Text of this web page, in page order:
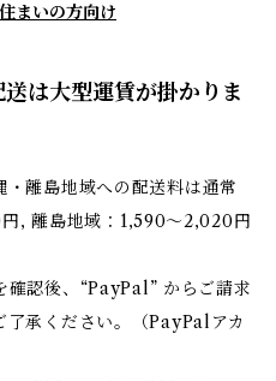
まいの方向け
は大型運賃が掛かりま
・離島地域への配送料は通常
, 離島地域：1,590～2,020円
確認後、“PayPal” からご請求
了承ください。（PayPalアカ